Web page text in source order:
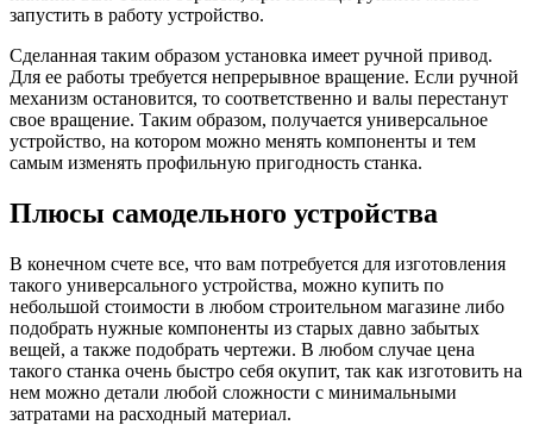
запустить в работу устройство.
Сделанная таким образом установка имеет ручной привод.
Для ее работы требуется непрерывное вращение. Если ручной
механизм остановится, то соответственно и валы перестанут
свое вращение. Таким образом, получается универсальное
устройство, на котором можно менять компоненты и тем
самым изменять профильную пригодность станка.
Плюсы самодельного устройства
В конечном счете все, что вам потребуется для изготовления
такого универсального устройства, можно купить по
небольшой стоимости в любом строительном магазине либо
подобрать нужные компоненты из старых давно забытых
вещей, а также подобрать чертежи. В любом случае цена
такого станка очень быстро себя окупит, так как изготовить на
нем можно детали любой сложности с минимальными
затратами на расходный материал.